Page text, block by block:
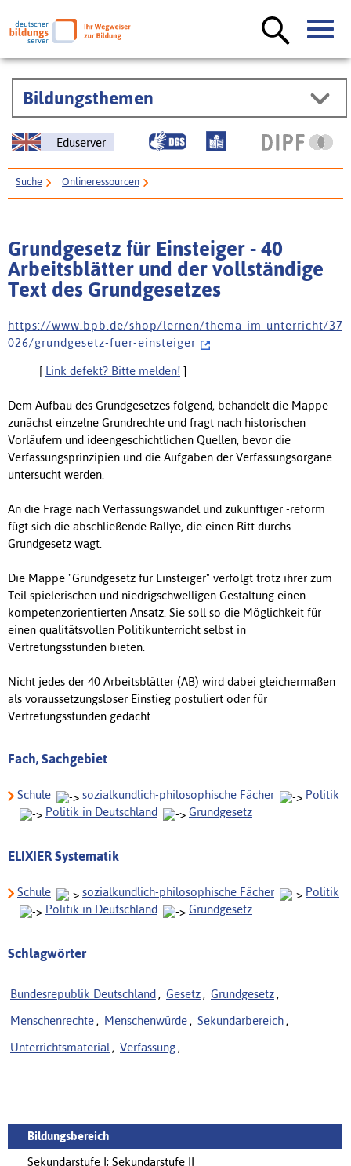
Bildungsthemen
Eduserver
Suche Onlineressourcen
Grundgesetz für Einsteiger - 40
Arbeitsblätter und der vollständige
Text des Grundgesetzes
h t t p s : / / w w w . b p b . d e / s h o p / l e r n e n / t h e m a - i m - u n t e r r i c h t / 3 7
0 2 6 / g r u n d g e s e t z - f u e r - e i n s t e i g e r
[ Link defekt? Bitte melden! ]
Dem Aufbau des Grundgesetzes folgend, behandelt die Mappe
zunächst einzelne Grundrechte und fragt nach historischen
Vorläufern und ideengeschichtlichen Quellen, bevor die
Verfassungsprinzipien und die Aufgaben der Verfassungsorgane
untersucht werden.
An die Frage nach Verfassungswandel und zukünftiger -reform
fügt sich die abschließende Rallye, die einen Ritt durchs
Grundgesetz wagt.
Die Mappe "Grundgesetz für Einsteiger" verfolgt trotz ihrer zum
Teil spielerischen und niedrigschwelligen Gestaltung einen
kompetenzorientierten Ansatz. Sie soll so die Möglichkeit für
einen qualitätsvollen Politikunterricht selbst in
Vertretungsstunden bieten.
Nicht jedes der 40 Arbeitsblätter (AB) wird dabei gleichermaßen
als voraussetzungsloser Einstieg postuliert oder für
Vertretungsstunden gedacht.
Fach, Sachgebiet
Schule sozialkundlich-philosophische Fächer
Politik
Politik in Deutschland
Grundgesetz
ELIXIER Systematik
Schule sozialkundlich-philosophische Fächer
Politik
Politik in Deutschland
Grundgesetz
Schlagwörter
Bundesrepublik Deutschland , Gesetz , Grundgesetz ,
Menschenrechte , Menschenwürde , Sekundarbereich ,
Unterrichtsmaterial , Verfassung ,
Bildungsbereich
Sekundarstufe I; Sekundarstufe II